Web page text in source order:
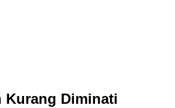
Diminati